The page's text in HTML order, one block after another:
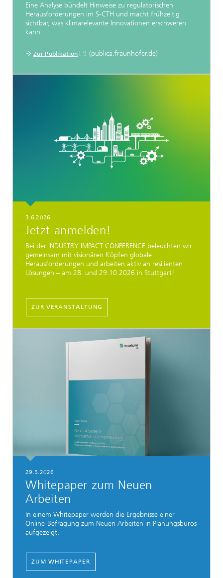
Eine Analyse bündelt Hinweise zu regulatorischen
Herausforderungen im S-CTH und macht frühzeitig
sichtbar, was klimarelevante Innovationen erschweren
kann.
Zur Publikation (publica.fraunhofer.de)
3.6.2026
Jetzt anmelden!
Bei der INDUSTRY IMPACT CONFERENCE beleuchten wir
gemeinsam mit visionären Köpfen globale
Herausforderungen und arbeiten aktiv an resilienten
Lösungen – am 28. und 29.10.2026 in Stuttgart!
ZUR VERANSTALTUNG
29.5.2026
Whitepaper zum Neuen
Arbeiten
In einem Whitepaper werden die Ergebnisse einer
Online-Befragung zum Neuen Arbeiten in Planungsbüros
aufgezeigt.
ZUM WHITEPAPER